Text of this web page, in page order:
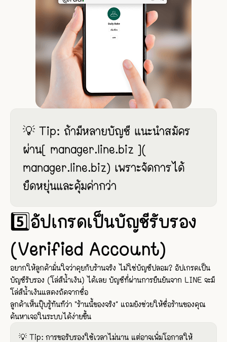
💡 Tip: ถ้ามีหลายบัญชี แนะนำสมัคร
ผ่าน[ manager.line.biz ](
manager.line.biz) เพราะจัดการได้
ยืดหยุ่นและคุ้มค่ากว่า
5️⃣อัปเกรดเป็นบัญชีรับรอง
(Verified Account)
อยากให้ลูกค้ามั่นใจว่าคุยกับร้านจริง ไม่ใช่บัญชีปลอม? อัปเกรดเป็น
บัญชีรับรอง (โล่สีน้ำเงิน) ได้เลย บัญชีที่ผ่านการยืนยันจาก LINE จะมี
โล่สีน้ำเงินแสดงถัดจากชื่อ
ลูกค้าเห็นปุ๊บรู้ทันทีว่า “ร้านนี้ของจริง” แถมยังช่วยให้ชื่อร้านของคุณ
ค้นหาเจอในระบบได้ง่ายขึ้น
💡 Tip: การขอรับรองใช้เวลาไม่นาน แต่อาจเพิ่มโอกาสให้